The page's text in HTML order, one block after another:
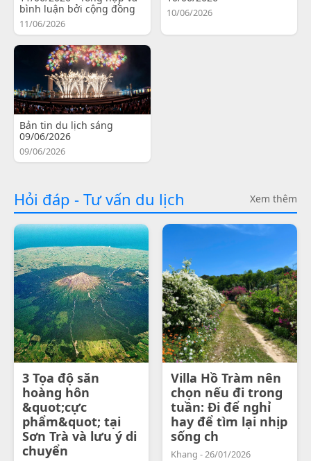
bình luận bởi cộng đồng
11/06/2026
10/06/2026
Bản tin du lịch sáng
09/06/2026
09/06/2026
Hỏi đáp - Tư vấn du lịch Xem thêm
3 Tọa độ săn
hoàng hôn
&quot;cực
phẩm&quot; tại
Sơn Trà và lưu ý di
chuyển
Villa Hồ Tràm nên
chọn nếu đi trong
tuần: Đi để nghỉ
hay để tìm lại nhịp
sống ch
Khang - 26/01/2026